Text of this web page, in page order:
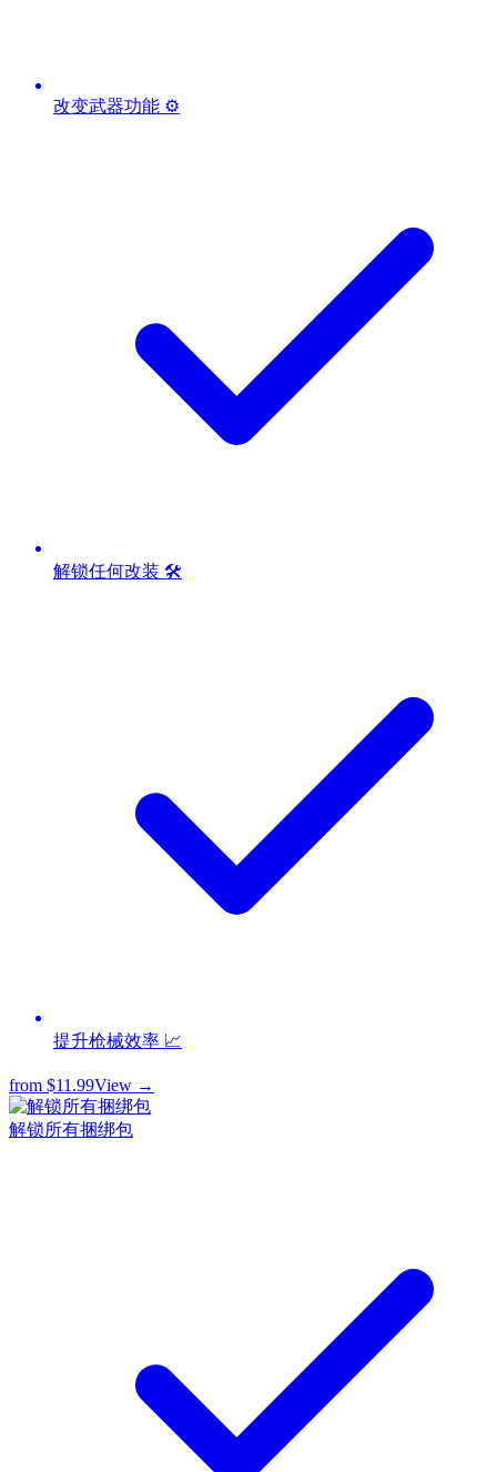
改变武器功能 ⚙️
解锁任何改装 🛠️
提升枪械效率 📈
from $11.99View →
解锁所有捆绑包